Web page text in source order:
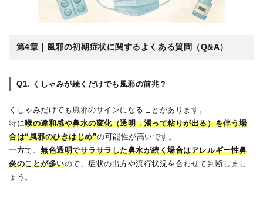
第4章｜風邪の初期症状に関するよくある質問（Q&A）
Q1. くしゃみが続くだけでも風邪の前兆？
くしゃみだけでも風邪のサインになることがあります。
特に喉の違和感や鼻水の変化（透明→濁って粘りが出る）を伴う場
合は“風邪のひきはじめ”の可能性が高いです。
一方で、無色透明でサラサラした鼻水が続く場合はアレルギー性鼻
炎のことが多いので、症状の出方や流行状況を合わせて判断しまし
ょう。